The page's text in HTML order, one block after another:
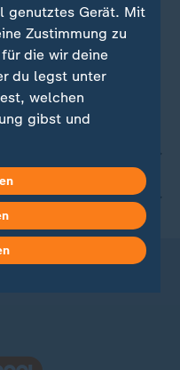
genutztes Gerät. Mit
Zustimmung zu
die wir deine
du legst unter
welchen
gibst und
oder ändern.
du in unserer